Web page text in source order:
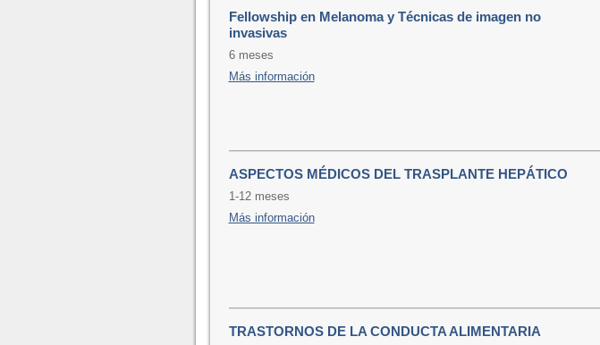
Fellowship en Melanoma y Técnicas de imagen no
invasivas
6 meses
Más información
ASPECTOS MÉDICOS DEL TRASPLANTE HEPÁTICO
1-12 meses
Más información
TRASTORNOS DE LA CONDUCTA ALIMENTARIA